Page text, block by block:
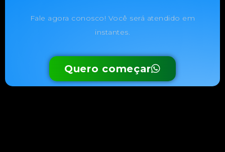
Fale agora conosco! Você será atendido em
instantes.
Quero começar